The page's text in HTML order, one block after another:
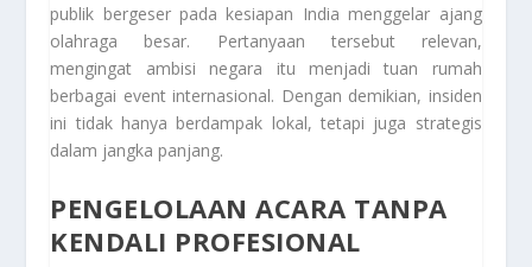
publik bergeser pada kesiapan India menggelar ajang
olahraga besar. Pertanyaan tersebut relevan,
mengingat ambisi negara itu menjadi tuan rumah
berbagai event internasional. Dengan demikian, insiden
ini tidak hanya berdampak lokal, tetapi juga strategis
dalam jangka panjang.
PENGELOLAAN ACARA TANPA
KENDALI PROFESIONAL